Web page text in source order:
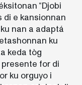
“Djobi
di e kansionnan
nan a adaptá
ku
keda tòg
for di
ku orguyo i